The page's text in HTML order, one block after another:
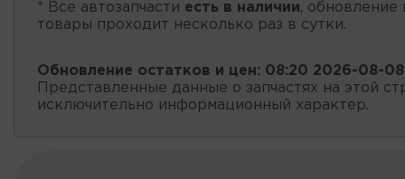
* Все автозапчасти есть в наличии, обновление
товары проходит несколько раз в сутки.
Обновление остатков и цен: 08:20 2026-08-08
Представленные данные о запчастях на этой
исключительно информационный характер.